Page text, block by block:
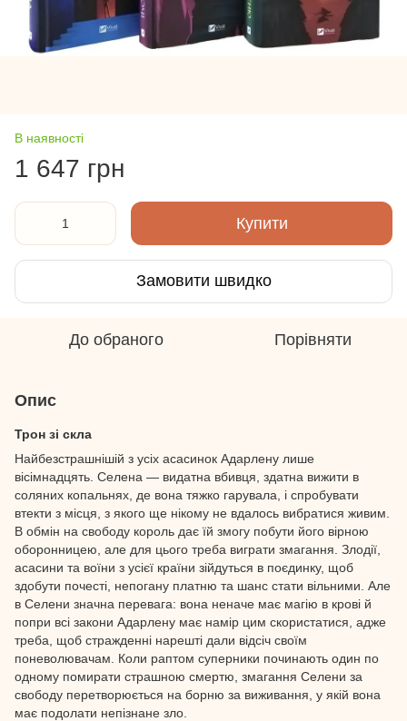
В наявності
1 647 грн
Купити
Замовити швидко
До обраного Порівняти
Опис
Трон зі скла
Найбезстрашнішій з усіх асасинок Адарлену лише
вісімнадцять. Селена — видатна вбивця, здатна вижити в
соляних копальнях, де вона тяжко гарувала, і спробувати
втекти з місця, з якого ще нікому не вдалось вибратися живим.
В обмін на свободу король дає їй змогу побути його вірною
оборонницею, але для цього треба виграти змагання. Злодії,
асасини та воїни з усієї країни зійдуться в поєдинку, щоб
здобути почесті, непогану платню та шанс стати вільними. Але
в Селени значна перевага: вона неначе має магію в крові й
попри всі закони Адарлену має намір цим скористатися, адже
треба, щоб стражденні нарешті дали відсіч своїм
поневолювачам. Коли раптом суперники починають один по
одному помирати страшною смертю, змагання Селени за
свободу перетворюється на борню за виживання, у якій вона
має подолати непізнане зло.